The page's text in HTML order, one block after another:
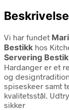
Beskrivelse
Vi har fundet
Bestikk hos
Servering
Hardanger er et
og
spiseskeer samt
kvalitetsstål.
sikker